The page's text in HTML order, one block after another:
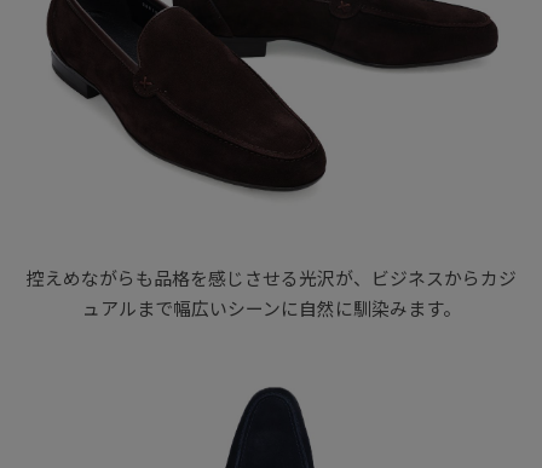
控えめながらも品格を感じさせる光沢が、ビジネスからカジ
ュアルまで幅広いシーンに自然に馴染みます。